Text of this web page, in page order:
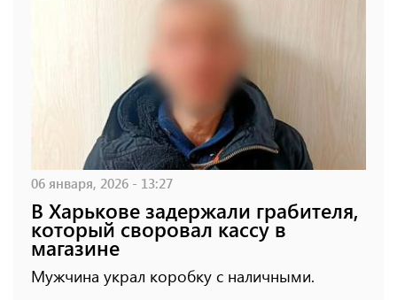
06 января, 2026 - 13:27
В Харькове задержали грабителя,
который своровал кассу в
магазине
Мужчина украл коробку с наличными.